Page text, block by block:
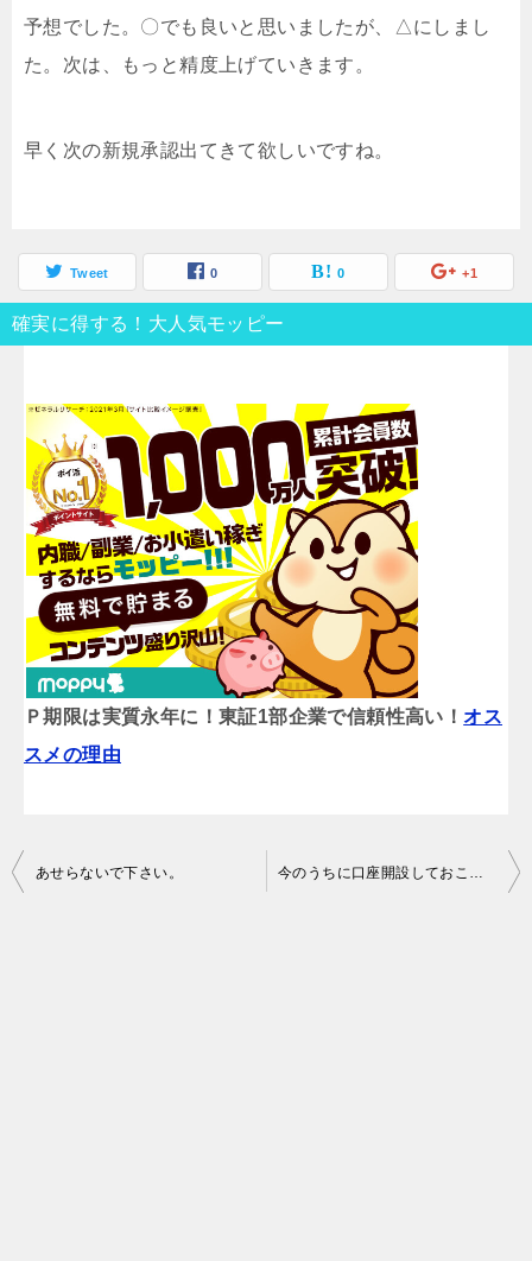
予想でした。〇でも良いと思いましたが、△にしまし
た。次は、もっと精度上げていきます。
早く次の新規承認出てきて欲しいですね。
Tweet 0 0 +1
確実に得する！大人気モッピー
Ｐ期限は実質永年に！東証1部企業で信頼性高い！オス
スメの理由
投
あせらないで下さい。 今のうちに口座開設しておこう！